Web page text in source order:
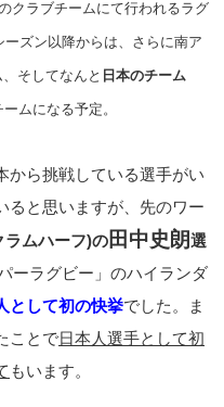
クラブチームにて行われるラグ
ーズン以降からは、さらに南ア
そしてなんと 日本のチーム
ムになる予定。
から挑戦している選手がい
ると思いますが、先のワー
ラムハーフ)の 田中史朗 選
ーラグビー」のハイランダ
として初の快挙でした。ま
ことで 日本人選手として初
もいます。